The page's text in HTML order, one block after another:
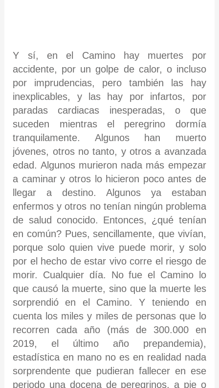
Y sí, en el Camino hay muertes por
accidente, por un golpe de calor, o incluso
por imprudencias, pero también las hay
inexplicables, y las hay por infartos, por
paradas cardiacas inesperadas, o que
suceden mientras el peregrino dormía
tranquilamente. Algunos han muerto
jóvenes, otros no tanto, y otros a avanzada
edad. Algunos murieron nada más empezar
a caminar y otros lo hicieron poco antes de
llegar a destino. Algunos ya estaban
enfermos y otros no tenían ningún problema
de salud conocido. Entonces, ¿qué tenían
en común? Pues, sencillamente, que vivían,
porque solo quien vive puede morir, y solo
por el hecho de estar vivo corre el riesgo de
morir. Cualquier día. No fue el Camino lo
que causó la muerte, sino que la muerte les
sorprendió en el Camino. Y teniendo en
cuenta los miles y miles de personas que lo
recorren cada año (más de 300.000 en
2019, el último año prepandemia),
estadística en mano no es en realidad nada
sorprendente que pudieran fallecer en ese
periodo una docena de peregrinos, a pie o